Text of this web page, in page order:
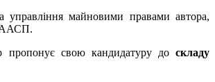
управління майновими правами автора,
пропонує свою кандидатуру до складу